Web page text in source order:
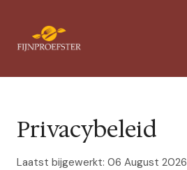
Privacybeleid
Laatst bijgewerkt: 06 August 2026